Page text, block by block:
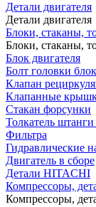
Детали двигателя
Детали двигателя
Блоки, стаканы,
Блоки, стаканы,
Блок двигателя
Болт головки
Клапан
Клапанные
Стакан форсунки
Толкатель штанги
Фильтра
Гидравлические
Двигатель в сборе
Детали HITACHI
Компрессоры,
Компрессоры,